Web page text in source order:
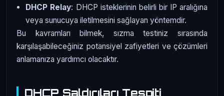
DHCP Relay: DHCP isteklerinin belirli bir IP aralığına
veya sunucuya iletilmesini sağlayan yöntemdir.
Bu kavramları bilmek, sızma testiniz sırasında
karşılaşabileceğiniz potansiyel zafiyetleri ve çözümleri
anlamanıza yardımcı olacaktır.
DHCP Saldırıları Tespiti